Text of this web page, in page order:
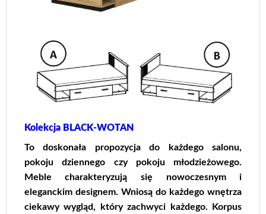
Kolekcja BLACK-WOTAN
To doskonała propozycja do każdego salonu,
pokoju dziennego czy pokoju młodzieżowego.
Meble charakteryzują się nowoczesnym i
eleganckim designem. Wniosą do każdego wnętrza
ciekawy wygląd, który zachwyci każdego. Korpus